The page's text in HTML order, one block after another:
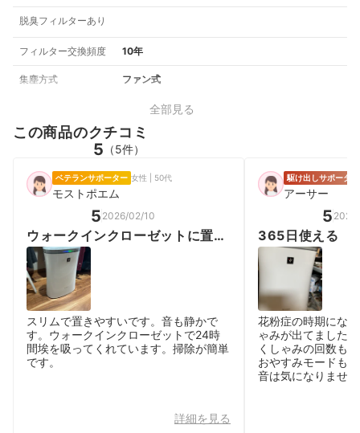
脱臭フィルターあり
フィルター交換頻度 10年
集塵方式 ファン式
全部見る
この商品のクチコミ
5 （5件）
ベテランサポーター 女性 | 50代
モストポエム
5 2026/02/10
ウォークインクローゼットに置い
てる空気洗浄器
スリムで置きやすいです。音も静かで
す。ウォークインクローゼットで24時
間埃を吸ってくれています。掃除が簡単
です。
詳細を見る
駆け出しサポーター
アーサー
5
365日使える
花粉症の時期にな
ゃみが出てました
くしゃみの回数も
おやすみモードも
音は気になりませ